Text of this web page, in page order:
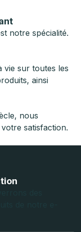
notre spécialité.
vie sur toutes les
ainsi
nous
satisfaction.